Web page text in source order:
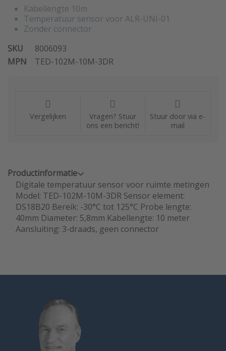
Kabellengte 10m
Temperatuur sensor voor ALR-UNI-01
Zonder connector
SKU
8006093
MPN
TED-102M-10M-3DR
Vergelijken
Vragen? Stuur
ons een bericht!
Stuur door via e-
mail
Productinformatie
Digitale temperatuur sensor voor ruimte metingen
Model: TED-102M-10M-3DR Sensor element:
DS18B20 Bereik: -30°C tot 125°C Probe lengte:
40mm Diameter: 5,8mm Kabellengte: 10 meter
Aansluiting: 3-draads, geen connector